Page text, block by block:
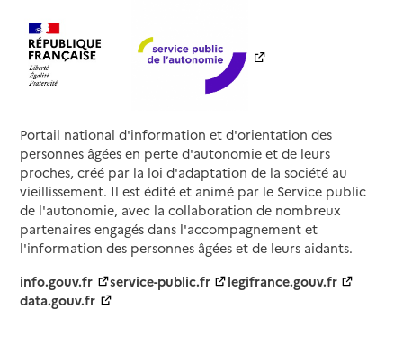
Portail national d'information et d'orientation des
personnes âgées en perte d'autonomie et de leurs
proches, créé par la loi d'adaptation de la société au
vieillissement. Il est édité et animé par le Service public
de l'autonomie, avec la collaboration de nombreux
partenaires engagés dans l'accompagnement et
l'information des personnes âgées et de leurs aidants.
info.gouv.fr
service-public.fr
legifrance.gouv.fr
data.gouv.fr